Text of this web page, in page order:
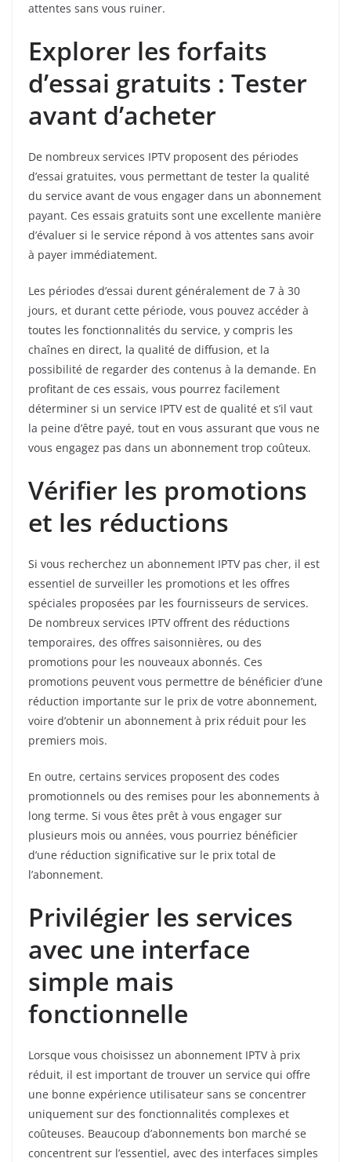
attentes sans vous ruiner.
Explorer les forfaits
d’essai gratuits : Tester
avant d’acheter
De nombreux services IPTV proposent des périodes
d’essai gratuites, vous permettant de tester la qualité
du service avant de vous engager dans un abonnement
payant. Ces essais gratuits sont une excellente manière
d’évaluer si le service répond à vos attentes sans avoir
à payer immédiatement.
Les périodes d’essai durent généralement de 7 à 30
jours, et durant cette période, vous pouvez accéder à
toutes les fonctionnalités du service, y compris les
chaînes en direct, la qualité de diffusion, et la
possibilité de regarder des contenus à la demande. En
profitant de ces essais, vous pourrez facilement
déterminer si un service IPTV est de qualité et s’il vaut
la peine d’être payé, tout en vous assurant que vous ne
vous engagez pas dans un abonnement trop coûteux.
Vérifier les promotions
et les réductions
Si vous recherchez un abonnement IPTV pas cher, il est
essentiel de surveiller les promotions et les offres
spéciales proposées par les fournisseurs de services.
De nombreux services IPTV offrent des réductions
temporaires, des offres saisonnières, ou des
promotions pour les nouveaux abonnés. Ces
promotions peuvent vous permettre de bénéficier d’une
réduction importante sur le prix de votre abonnement,
voire d’obtenir un abonnement à prix réduit pour les
premiers mois.
En outre, certains services proposent des codes
promotionnels ou des remises pour les abonnements à
long terme. Si vous êtes prêt à vous engager sur
plusieurs mois ou années, vous pourriez bénéficier
d’une réduction significative sur le prix total de
l’abonnement.
Privilégier les services
avec une interface
simple mais
fonctionnelle
Lorsque vous choisissez un abonnement IPTV à prix
réduit, il est important de trouver un service qui offre
une bonne expérience utilisateur sans se concentrer
uniquement sur des fonctionnalités complexes et
coûteuses. Beaucoup d’abonnements bon marché se
concentrent sur l’essentiel, avec des interfaces simples